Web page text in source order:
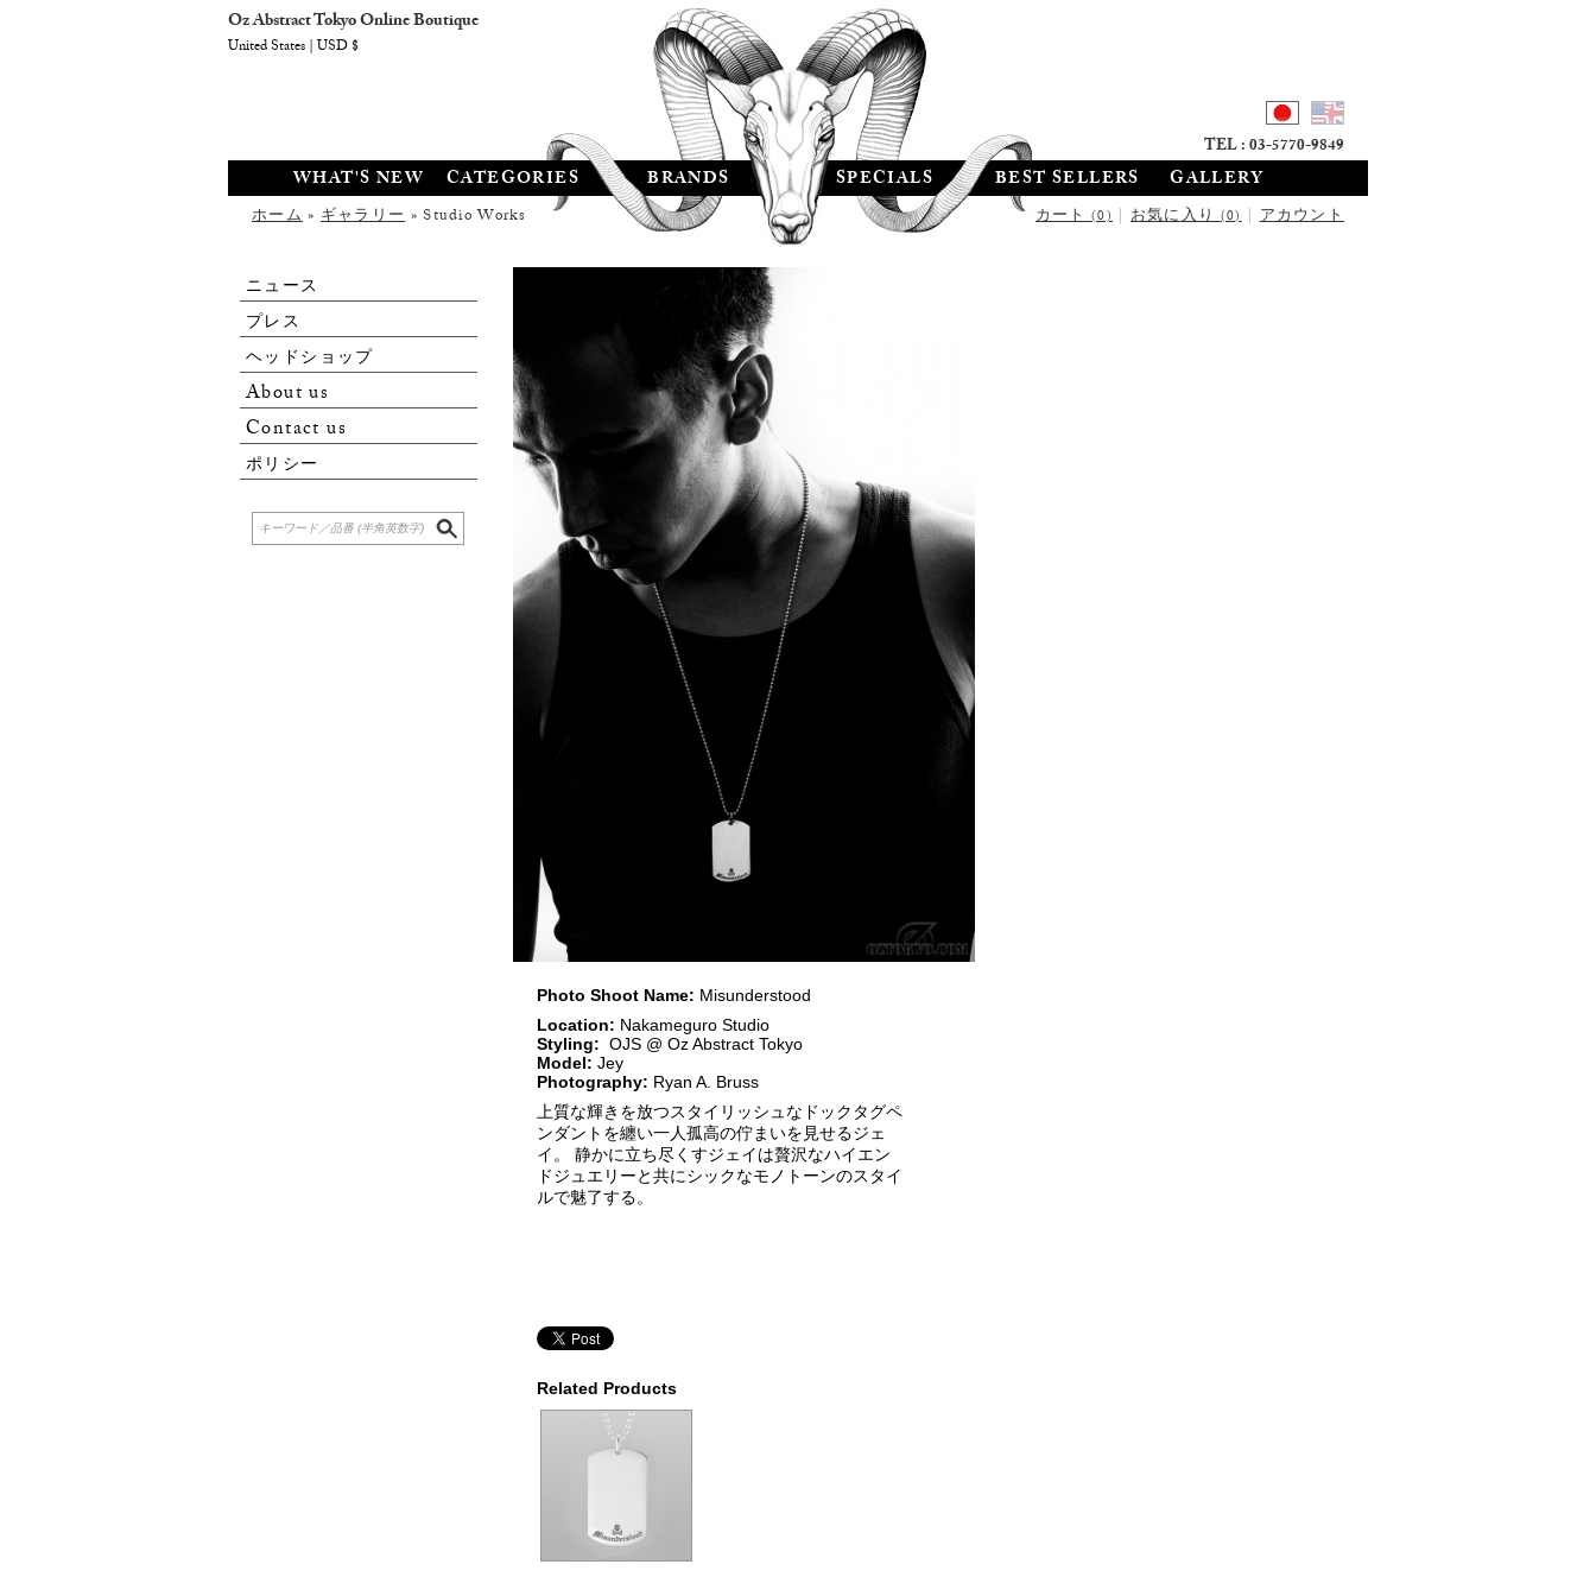
WHAT'S NEW CATEGORIES BRANDS SPECIALS BEST SELLERS GALLERY
カート(0)|お気に入り(0)|アカウント
ホーム»ギャラリー» Studio Works
TEL : 03-5770-9849
ニュース
プレス
ヘッドショップ
About us
Contact us
ポリシー
Photo Shoot Name: Misunderstood
Location: Nakameguro Studio
Styling: OJS @ Oz Abstract Tokyo
Model: Jey
Photography: Ryan A. Bruss
上質な輝きを放つスタイリッシュなドックタグペ
ンダントを纏い一人孤高の佇まいを見せるジェ
イ。 静かに立ち尽くすジェイは贅沢なハイエン
ドジュエリーと共にシックなモノトーンのスタイ
ルで魅了する。
Related Products
Oz Abstract Tokyo Online Boutique
United States | USD $